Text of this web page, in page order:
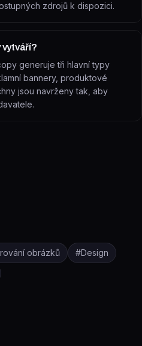
zdrojů k dispozici.
vytváří?
generuje tři hlavní typy
bannery, produktové
jsou navrženy tak, aby
obrázků #Design